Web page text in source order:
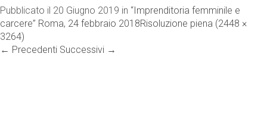
Pubblicato il 20 Giugno 2019 in “Imprenditoria femminile e
carcere” Roma, 24 febbraio 2018Risoluzione piena (2448 ×
3264)
← Precedenti Successivi →